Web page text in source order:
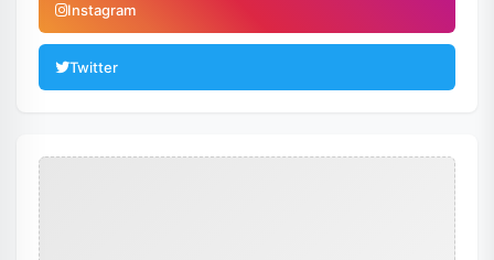
Instagram
Twitter